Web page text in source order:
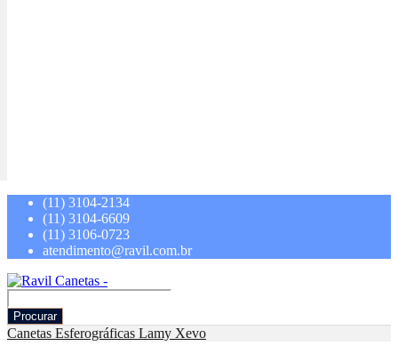
(11) 3104-2134
(11) 3104-6609
(11) 3106-0723
atendimento@ravil.com.br
Procurar
Canetas Esferográficas Lamy Xevo